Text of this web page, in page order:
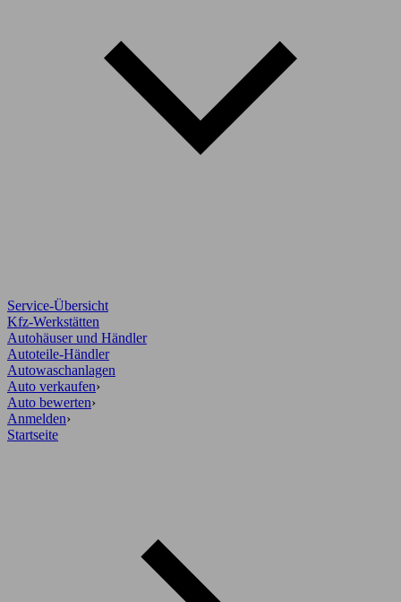
Service-Übersicht
Kfz-Werkstätten
Autohäuser und Händler
Autoteile-Händler
Autowaschanlagen
Auto verkaufen›
Auto bewerten›
Anmelden›
Startseite